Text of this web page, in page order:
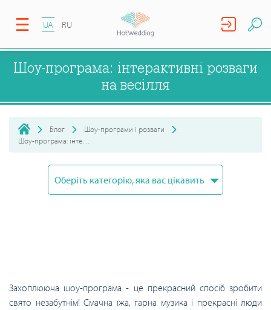
UA RU
Шоу-програма: інтерактивні розваги
на весілля
Блог
Шоу-програми і розваги
Захоплююча шоу-програма - це прекрасний спосіб зробити
свято незабутнім! Смачна їжа, гарна музика і прекрасні люди
Оберіть категорію, яка вас цікавить